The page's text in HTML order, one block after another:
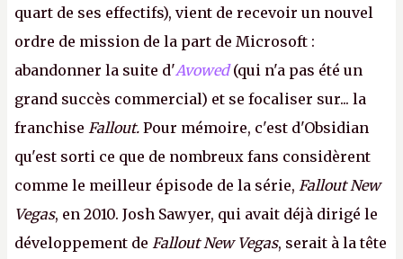
quart de ses effectifs), vient de recevoir un nouvel
ordre de mission de la part de Microsoft :
abandonner la suite d'Avowed(qui n'a pas été un
grand succès commercial) et se focaliser sur... la
franchise Fallout. Pour mémoire, c'est d'Obsidian
qu'est sorti ce que de nombreux fans considèrent
comme le meilleur épisode de la série, Fallout New
Vegas, en 2010. Josh Sawyer, qui avait déjà dirigé le
développement de Fallout New Vegas, serait à la tête